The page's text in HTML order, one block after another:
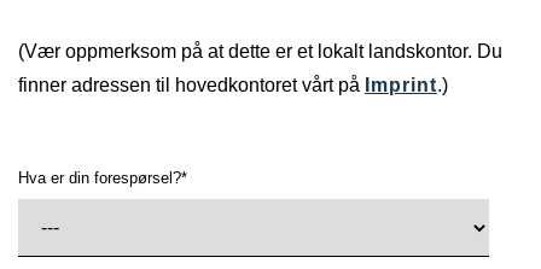
(Vær oppmerksom på at dette er et lokalt landskontor. Du
finner adressen til hovedkontoret vårt på
Imprint.)
Hva er din forespørsel?*